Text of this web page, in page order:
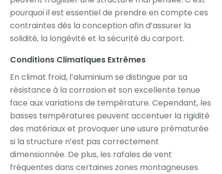
pourquoi il est essentiel de prendre en compte ces
contraintes dès la conception afin d’assurer la
solidité, la longévité et la sécurité du carport.
Conditions Climatiques Extrêmes
En climat froid, l’aluminium se distingue par sa
résistance à la corrosion et son excellente tenue
face aux variations de température. Cependant, les
basses températures peuvent accentuer la rigidité
des matériaux et provoquer une usure prématurée
si la structure n’est pas correctement
dimensionnée. De plus, les rafales de vent
fréquentes dans certaines zones montagneuses